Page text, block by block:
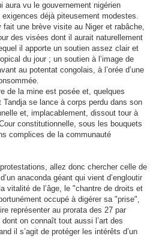
aura vu le gouvernement nigérien
déjà piteusement modestes.
une brève visite au Niger et rabâche,
des visées dont il aurait naturellement
il apporte un soutien assez clair et
du jour ; un soutien à l’image de
au potentat congolais, à l’orée d’une
de la mine est posée et, quelques
se lance à corps perdu dans son
et, implacablement, dissout tour à
constitutionnelle, sous les bouquets
complices de la communauté
allez donc chercher celle de
anaconda géant qui vient d’engloutir
vitalité de l’âge, le "chantre de droits et
occupé à digérer sa "prise",
représenter au prorata des 27 par
dont on connaît tout aussi l’art des
il s’agit de protéger les intérêts d’un